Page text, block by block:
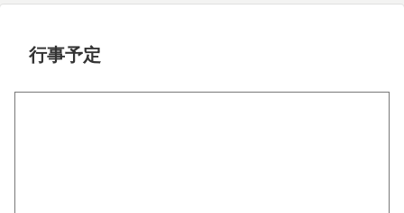
行事予定